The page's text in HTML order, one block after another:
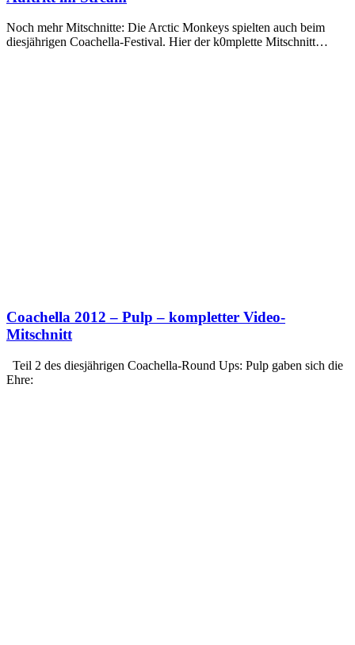
Noch mehr Mitschnitte: Die Arctic Monkeys spielten auch beim
diesjährigen Coachella-Festival. Hier der k0mplette Mitschnitt…
Coachella 2012 – Pulp – kompletter Video-
Mitschnitt
Teil 2 des diesjährigen Coachella-Round Ups: Pulp gaben sich die
Ehre: